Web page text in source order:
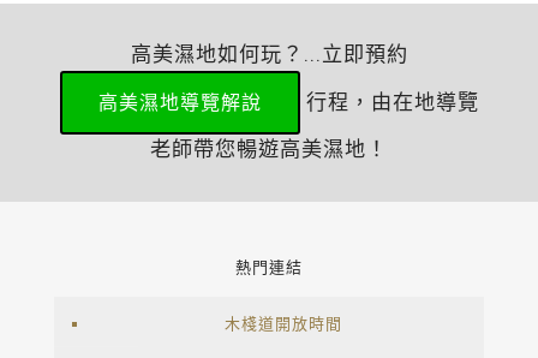
高美濕地如何玩？...立即預約
高美濕地導覽解說
行程，由在地導覽
老師帶您暢遊高美濕地！
熱門連結
木棧道開放時間